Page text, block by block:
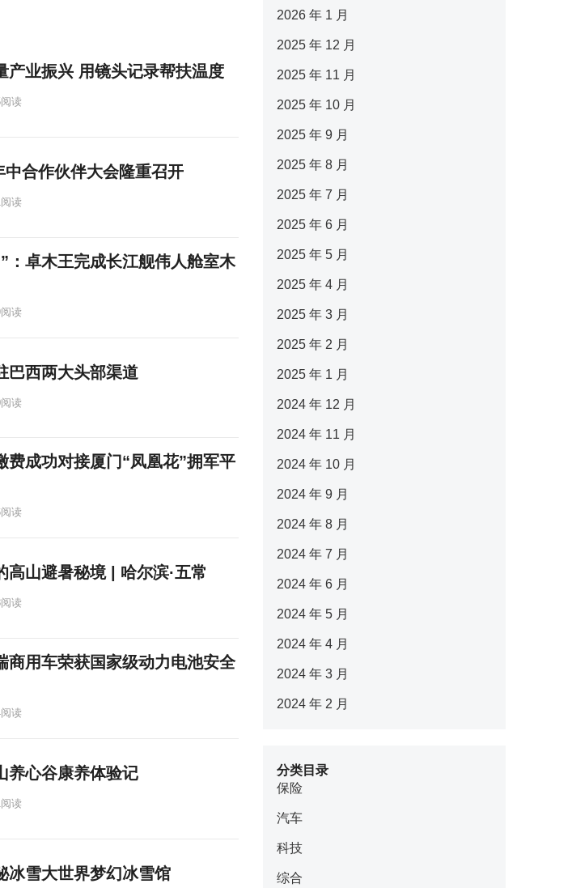
产业振兴 用镜头记录帮扶温度
阅读
合作伙伴大会隆重召开
阅读
：卓木王完成长江舰伟人舱室木
阅读
巴西两大头部渠道
阅读
费成功对接厦门“凤凰花”拥军平
阅读
山避暑秘境 | 哈尔滨·五常
阅读
商用车荣获国家级动力电池安全
阅读
心谷康养体验记
阅读
雪大世界梦幻冰雪馆
2026 年 1 月
2025 年 12 月
2025 年 11 月
2025 年 10 月
2025 年 9 月
2025 年 8 月
2025 年 7 月
2025 年 6 月
2025 年 5 月
2025 年 4 月
2025 年 3 月
2025 年 2 月
2025 年 1 月
2024 年 12 月
2024 年 11 月
2024 年 10 月
2024 年 9 月
2024 年 8 月
2024 年 7 月
2024 年 6 月
2024 年 5 月
2024 年 4 月
2024 年 3 月
2024 年 2 月
分类目录
保险
汽车
科技
综合